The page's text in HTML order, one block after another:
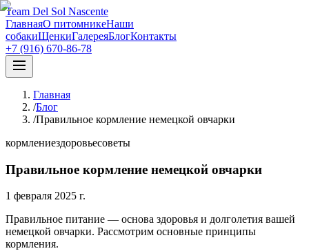
Team Del Sol Nascente
ГлавнаяО питомникеНаши
собакиЩенкиГалереяБлогКонтакты
+7 (916) 670-86-78
Главная
/Блог
/Правильное кормление немецкой овчарки
кормлениездоровьесоветы
Правильное кормление немецкой овчарки
1 февраля 2025 г.
Правильное питание — основа здоровья и долголетия вашей
немецкой овчарки. Рассмотрим основные принципы
кормления.